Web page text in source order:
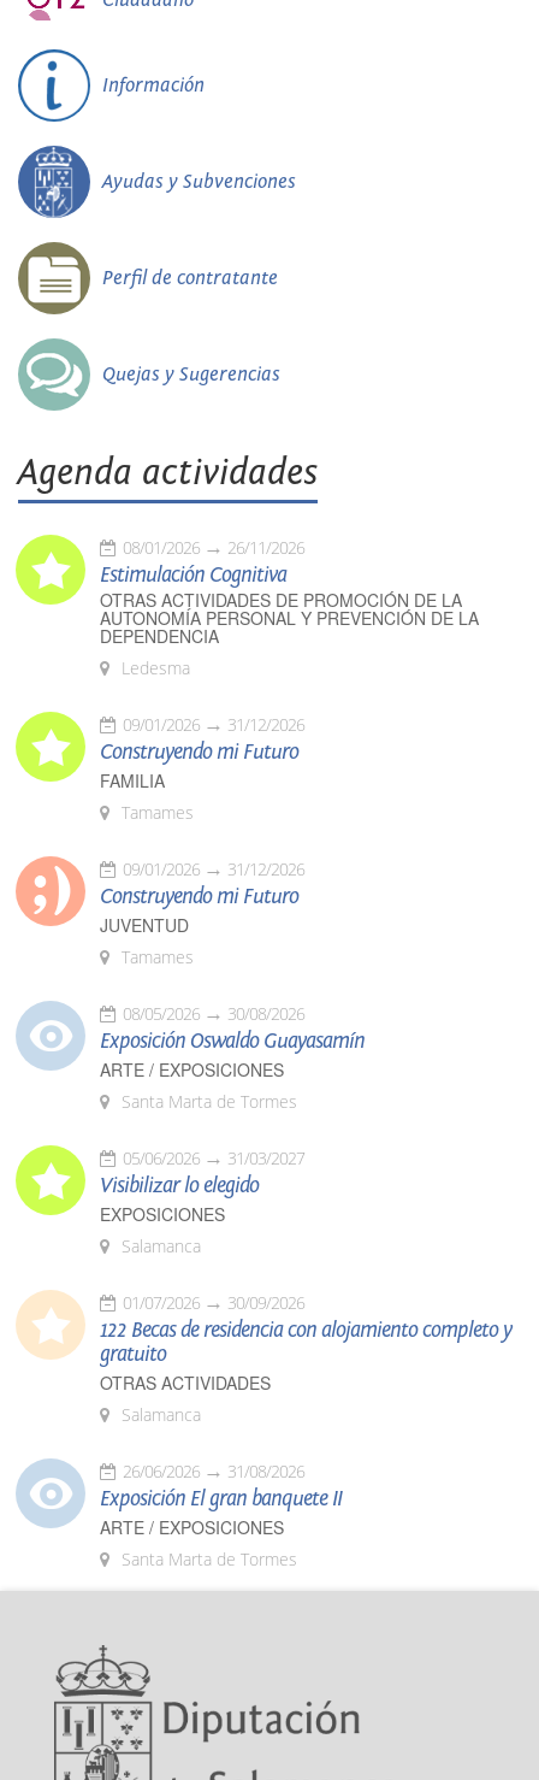
Información
Ayudas y Subvenciones
Perfil de contratante
Quejas y Sugerencias
Agenda actividades
08/01/2026 26/11/2026
Estimulación Cognitiva
OTRAS ACTIVIDADES DE PROMOCIÓN DE LA
AUTONOMÍA PERSONAL Y PREVENCIÓN DE LA
DEPENDENCIA
Ledesma
09/01/2026 31/12/2026
Construyendo mi Futuro
FAMILIA
Tamames
09/01/2026 31/12/2026
Construyendo mi Futuro
JUVENTUD
Tamames
08/05/2026 30/08/2026
Exposición Oswaldo Guayasamín
ARTE / EXPOSICIONES
Santa Marta de Tormes
05/06/2026 31/03/2027
Visibilizar lo elegido
EXPOSICIONES
Salamanca
01/07/2026 30/09/2026
122 Becas de residencia con alojamiento completo y
gratuito
OTRAS ACTIVIDADES
Salamanca
26/06/2026 31/08/2026
Exposición El gran banquete II
ARTE / EXPOSICIONES
Santa Marta de Tormes